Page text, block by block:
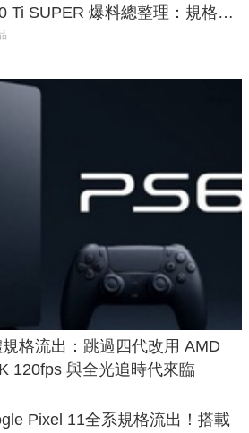
Ti SUPER 爆料總整理：規格、
上市時間
格流出：跳過四代改用 AMD
120fps 與全光追時代來臨
Pixel 11全系規格流出！搭載